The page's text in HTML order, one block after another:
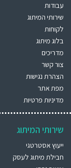
עבודות
שירותי המיתוג
לקוחות
בלוג מיתוג
מדריכים
צור קשר
הצהרת נגישות
מפת אתר
מדיניות פרטיות
שירותי המיתוג
ייעוץ אסטרטגי
חבילת מיתוג לעסק